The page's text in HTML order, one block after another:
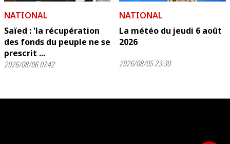
NATIONAL
Saïed : 'la récupération
des fonds du peuple ne se
prescrit ...
2026/08/06 07:42
NATIONAL
La météo du jeudi 6 août
2026
2026/08/05 23:30